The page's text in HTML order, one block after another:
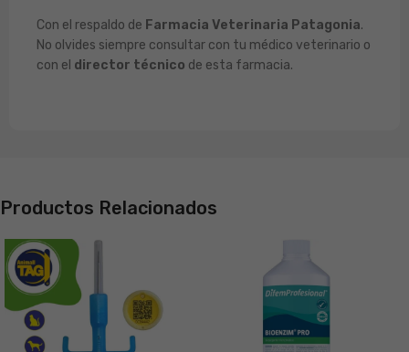
Con el respaldo de Farmacia Veterinaria Patagonia.
No olvides siempre consultar con tu médico veterinario o
con el director técnico de esta farmacia.
Productos Relacionados